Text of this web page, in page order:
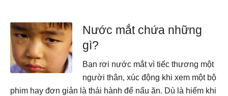
Nước mắt chứa những
gì?
Bạn rơi nước mắt vì tiếc thương một
người thân, xúc động khi xem một bộ
phim hay đơn giản là thái hành để nấu ăn. Dù là hiếm khi